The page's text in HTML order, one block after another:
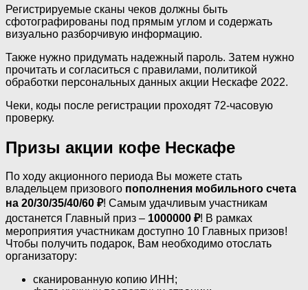
Регистрируемые сканы чеков должны быть
сфотографированы под прямым углом и содержать
визуально разборчивую информацию.
Также нужно придумать надежный пароль. Затем нужно
прочитать и согласиться с правилами, политикой
обработки персональных данных акции Нескафе 2022.
Чеки, коды после регистрации проходят 72-часовую
проверку.
Призы акции кофе Нескафе
По ходу акционного периода Вы можете стать
владельцем призового пополнения мобильного счета
на 20/30/35/40/60 ₽! Самым удачливым участникам
достанется Главный приз – 1000000 ₽! В рамках
мероприятия участникам доступно 10 Главных призов!
Чтобы получить подарок, Вам необходимо отослать
организатору:
сканированную копию ИНН;